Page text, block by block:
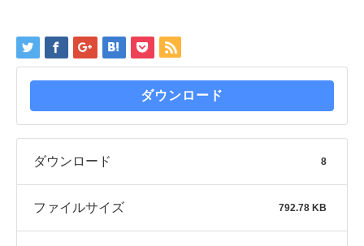
ダウンロード
ダウンロード 8
ファイルサイズ 792.78 KB